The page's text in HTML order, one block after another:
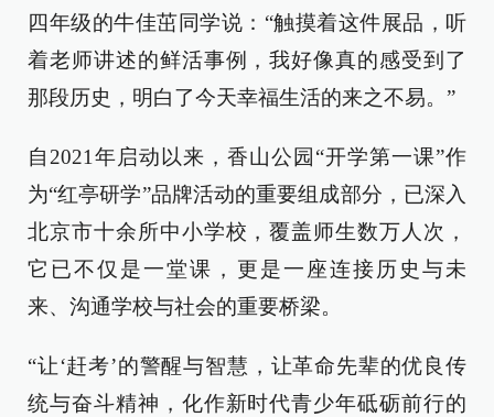
四年级的牛佳茁同学说：“触摸着这件展品，听
着老师讲述的鲜活事例，我好像真的感受到了
那段历史，明白了今天幸福生活的来之不易。”
自2021年启动以来，香山公园“开学第一课”作
为“红亭研学”品牌活动的重要组成部分，已深入
北京市十余所中小学校，覆盖师生数万人次，
它已不仅是一堂课，更是一座连接历史与未
来、沟通学校与社会的重要桥梁。
“让‘赶考’的警醒与智慧，让革命先辈的优良传
统与奋斗精神，化作新时代青少年砥砺前行的